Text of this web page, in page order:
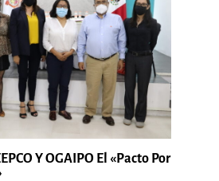
Y OGAIPO El «Pacto Por